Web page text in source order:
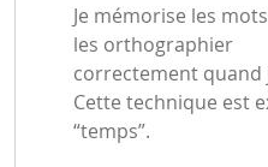
Je mémorise les
les orthographier
correctement quand
Cette technique est
“temps”.